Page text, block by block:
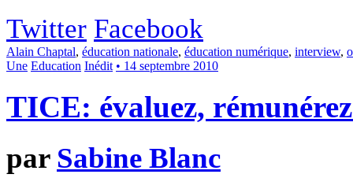
Twitter Facebook
Alain Chaptal, éducation nationale, éducation numérique, interview,
Une Education Inédit • 14 septembre 2010
TICE: évaluez,
par Sabine Blanc